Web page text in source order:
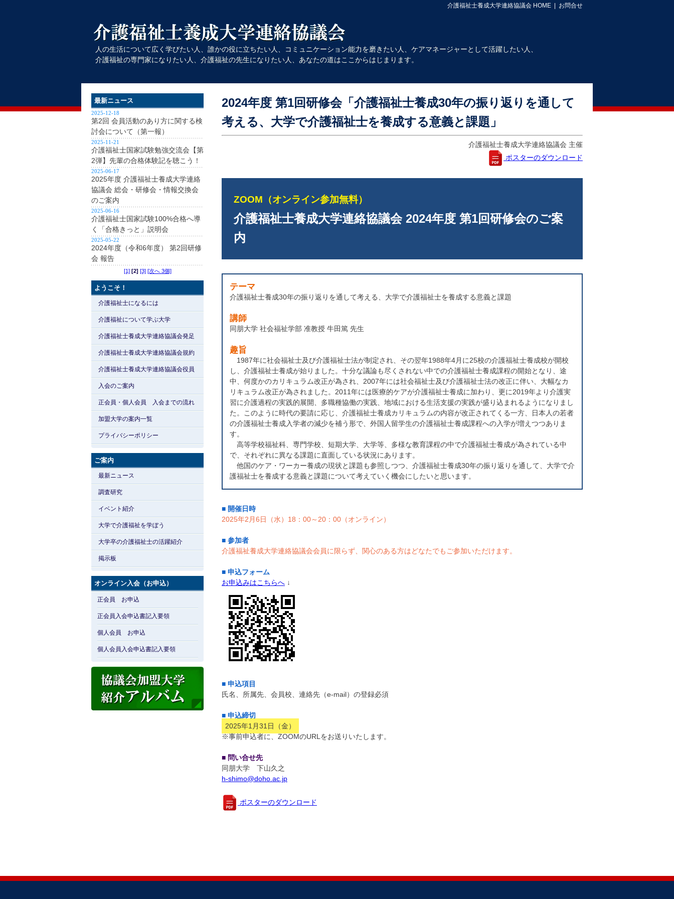
介護福祉士養成大学連絡協議会 HOME お問合せ
人の生活について広く学びたい人、誰かの役に立ちたい人、コミュニケーション能力を磨きたい人、ケアマネージャーとして活躍したい人、
介護福祉の専門家になりたい人、介護福祉の先生になりたい人、あなたの道はここからはじまります。
最新ニュース
2025-12-18
第2回 会員活動のあり方に関する検
討会について（第一報）
2025-11-21
介護福祉士国家試験勉強交流会【第
2弾】先輩の合格体験記を聴こう！
2025-06-17
2025年度 介護福祉士養成大学連絡
協議会 総会・研修会・情報交換会
のご案内
2025-06-16
介護福祉士国家試験100%合格へ導
く「合格きっと」説明会
2025-05-22
2024年度（令和6年度） 第2回研修
会 報告
[1] [2] [3] [次へ 3個]
ようこそ！
介護福祉士になるには
介護福祉について学ぶ大学
介護福祉士養成大学連絡協議会発足
介護福祉士養成大学連絡協議会規約
介護福祉士養成大学連絡協議会役員
入会のご案内
正会員・個人会員 入会までの流れ
加盟大学の案内一覧
プライバシーポリシー
ご案内
最新ニュース
調査研究
イベント紹介
大学で介護福祉を学ぼう
大学卒の介護福祉士の活躍紹介
掲示板
オンライン入会（お申込）
正会員 お申込
正会員入会申込書記入要領
個人会員 お申込
個人会員入会申込書記入要領
2024年度 第1回研修会「介護福祉士養成30年の振り返りを通して
考える、大学で介護福祉士を養成する意義と課題」
介護福祉士養成大学連絡協議会 主催
ポスターのダウンロード
ZOOM（オンライン参加無料）
介護福祉士養成大学連絡協議会 2024年度 第1回研修会のご案
内
テーマ
介護福祉士養成30年の振り返りを通して考える、大学で介護福祉士を養成する意義と課題
講師
同朋大学 社会福祉学部 准教授 牛田篤 先生
趣旨
1987年に社会福祉士及び介護福祉士法が制定され、その翌年1988年4月に25校の介護福祉士養成校が開校
し、介護福祉士養成が始りました。十分な議論も尽くされない中での介護福祉士養成課程の開始となり、途
中、何度かのカリキュラム改正が為され、2007年には社会福祉士及び介護福祉士法の改正に伴い、大幅なカ
リキュラム改正が為されました。2011年には医療的ケアが介護福祉士養成に加わり、更に2019年より介護実
習に介護過程の実践的展開、多職種協働の実践、地域における生活支援の実践が盛り込まれるようになりまし
た。このように時代の要請に応じ、介護福祉士養成カリキュラムの内容が改正されてくる一方、日本人の若者
の介護福祉士養成入学者の減少を補う形で、外国人留学生の介護福祉士養成課程への入学が増えつつありま
す。
高等学校福祉科、専門学校、短期大学、大学等、多様な教育課程の中で介護福祉士養成が為されている中
で、それぞれに異なる課題に直面している状況にあります。
他国のケア・ワーカー養成の現状と課題も参照しつつ、介護福祉士養成30年の振り返りを通して、大学で介
護福祉士を養成する意義と課題について考えていく機会にしたいと思います。
■ 開催日時
2025年2月6日（水）18：00～20：00（オンライン）
■ 参加者
介護福祉養成大学連絡協議会会員に限らず、関心のある方はどなたでもご参加いただけます。
■ 申込フォーム
お申込みはこちらへ ↓
■ 申込項目
氏名、所属先、会員校、連絡先（e-mail）の登録必須
■ 申込締切
2025年1月31日（金）
※事前申込者に、ZOOMのURLをお送りいたします。
■ 問い合せ先
同朋大学 下山久之
h-shimo@doho.ac.jp
ポスターのダウンロード